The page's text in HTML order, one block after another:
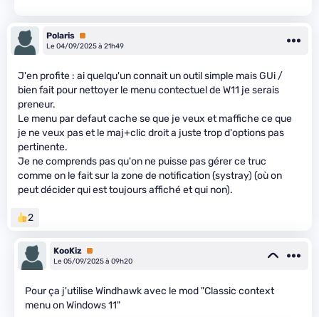
Polaris Premium
Le 04/09/2025 à 21h49
J'en profite : ai quelqu'un connait un outil simple mais GUi /
bien fait pour nettoyer le menu contectuel de W11 je serais
preneur.
Le menu par defaut cache se que je veux et maffiche ce que
je ne veux pas et le maj+clic droit a juste trop d'options pas
pertinente.
Je ne comprends pas qu'on ne puisse pas gérer ce truc
comme on le fait sur la zone de notification (systray) (où on
peut décider qui est toujours affiché et qui non).
2
KooKiz Premium
Le 05/09/2025 à 09h20
Pour ça j'utilise Windhawk avec le mod "Classic context
menu on Windows 11"